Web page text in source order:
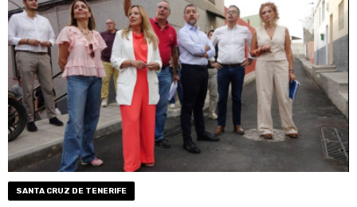
SANTA CRUZ DE TENERIFE